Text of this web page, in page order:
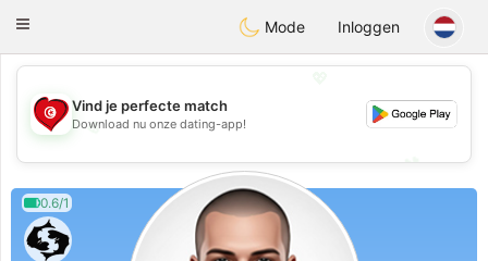
Tunisia Dating
Toggle
Mode Inloggen
💖
💕
💕
Vind je perfecte match
Download nu onze dating-app!
0.6/1